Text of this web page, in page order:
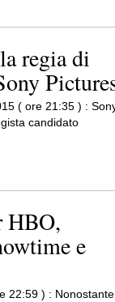
regia di
( ore 21:35 ) :
candidato
HBO,
e
22:59 ) : Nonostante